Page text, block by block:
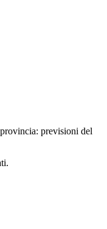
previsioni del